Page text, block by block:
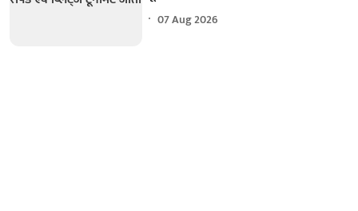
07 Aug 2026